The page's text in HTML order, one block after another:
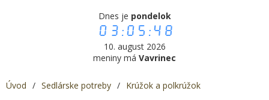
Dnes je pondelok
03:05:48
10. august 2026
meniny má Vavrinec
Úvod / Sedlárske potreby / Krúžok a polkrúžok